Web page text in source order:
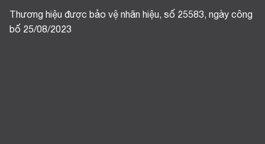
Thương hiệu được bảo vệ nhãn hiệu, số 25583, ngày công
bố 25/08/2023